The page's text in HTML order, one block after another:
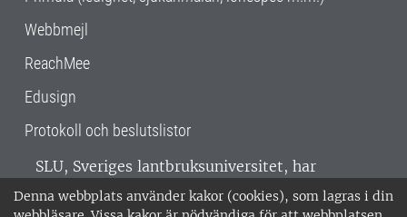
Denna webbplats använder kakor (cookies), som lagras i din
Webbmejl
ReachMee
Edusign
Protokoll och beslutslistor
SLU, Sveriges lantbruksuniversitet, har
verksamhet över hela Sverige. Huvudorter är
Alnarp, Uppsala och Umeå.SLU är